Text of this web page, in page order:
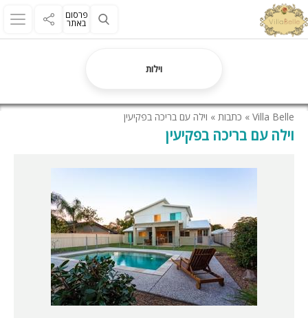
פרסום
באתר
וילות
Villa Belle
» כתבות » וילה עם בריכה בפקיעין
וילה עם בריכה בפקיעין